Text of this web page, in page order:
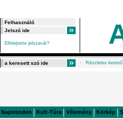
Elfelejtette jelszavát?
Részletes kereső
Napirenden Kult-Túra Vélemény Körkép